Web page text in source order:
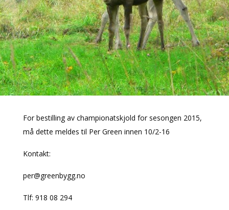
For bestilling av championatskjold for sesongen 2015,
må dette meldes til Per Green innen 10/2-16
Kontakt:
per@greenbygg.no
Tlf: 918 08 294